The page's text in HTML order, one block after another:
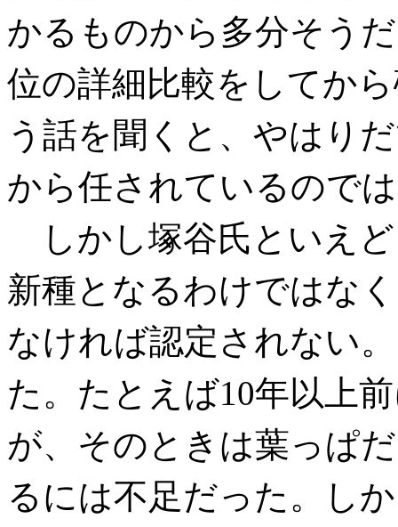
かるものから多分そう
位の詳細比較をしてか
う話を聞くと、やはり
から任されているので
しかし塚谷氏といえ
新種となるわけではな
なければ認定されない
た。たとえば10年以上
が、そのときは葉っぱ
るには不足だった。し